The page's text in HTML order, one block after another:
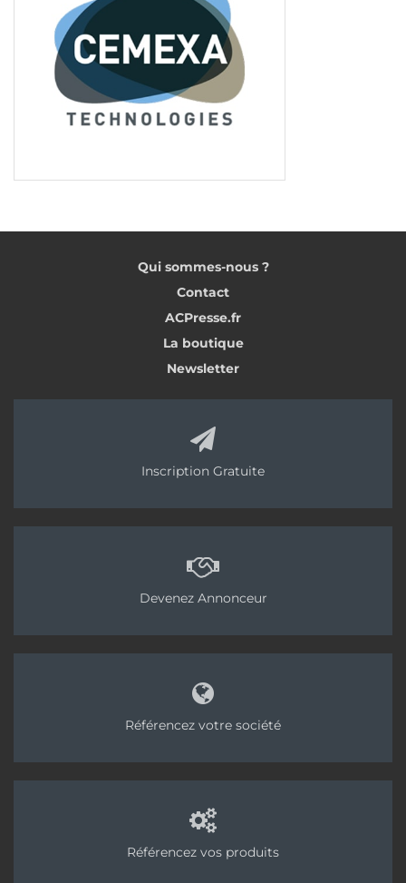
Qui sommes-nous ?
Contact
ACPresse.fr
La boutique
Newsletter
Inscription Gratuite
Devenez Annonceur
Référencez votre société
Référencez vos produits